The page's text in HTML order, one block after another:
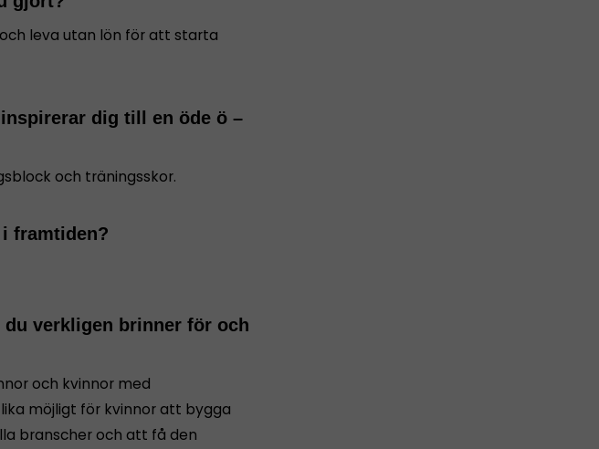
leva utan lön för att starta
dig till en öde ö –
och träningsskor.
framtiden?
verkligen brinner för och
och kvinnor med
möjligt för kvinnor att bygga
branscher och att få den